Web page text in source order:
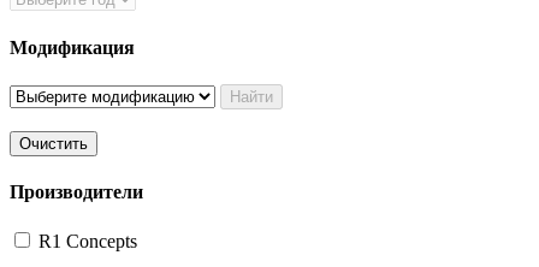
Модификация
Найти
Очистить
Производители
R1 Concepts